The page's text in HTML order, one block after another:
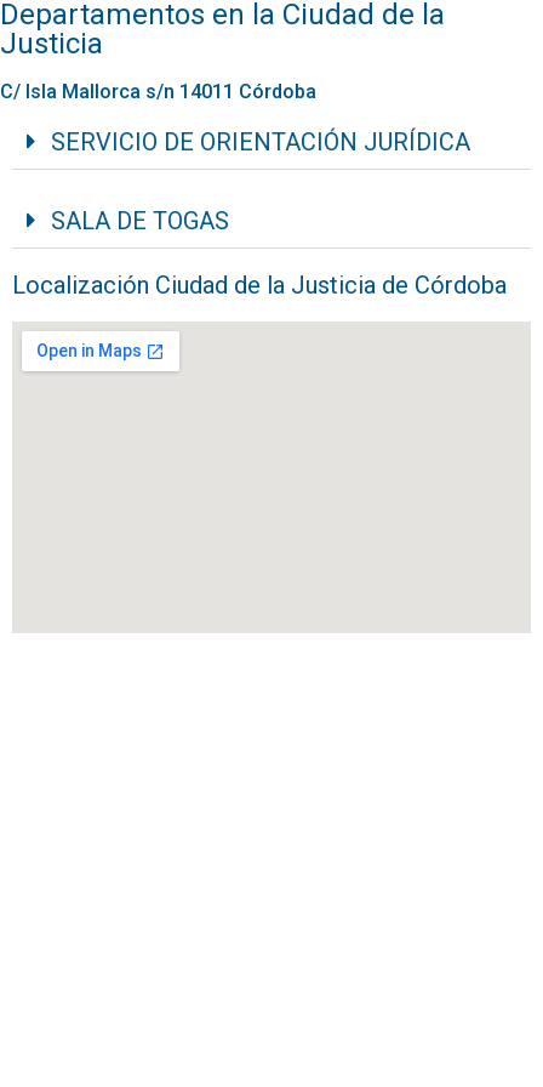
Departamentos en la Ciudad de la
Justicia
C/ Isla Mallorca s/n 14011 Córdoba
SERVICIO DE ORIENTACIÓN JURÍDICA
SALA DE TOGAS
Localización Ciudad de la Justicia de Córdoba